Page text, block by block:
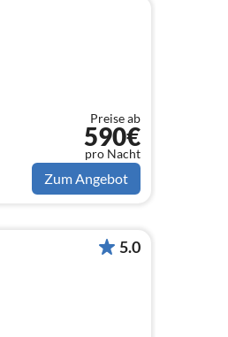
Preise ab
590€
pro Nacht
Zum Angebot
5.0